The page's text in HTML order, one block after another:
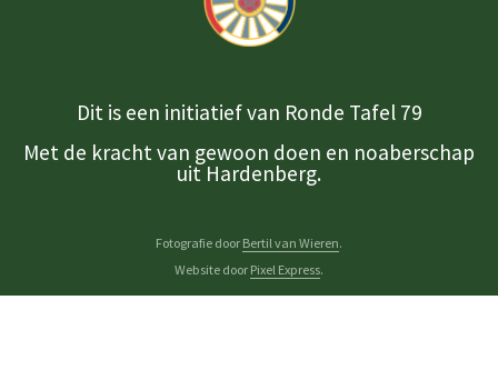
Dit is een initiatief van Ronde Tafel 79
Met de kracht van gewoon doen en noaberschap
uit Hardenberg.
Fotografie door Bertil van Wieren.
Website door Pixel Express.